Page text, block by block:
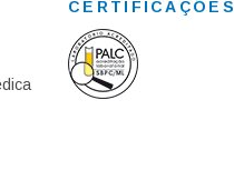
CERTIFICAÇÕES